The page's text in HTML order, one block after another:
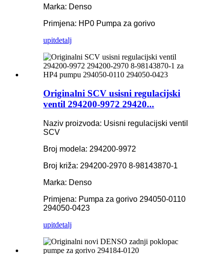
Marka: Denso
Primjena: HP0 Pumpa za gorivo
upitdetalj
Originalni SCV usisni regulacijski
ventil 294200-9972 29420...
Naziv proizvoda: Usisni regulacijski ventil
SCV
Broj modela: 294200-9972
Broj križa: 294200-2970 8-98143870-1
Marka: Denso
Primjena: Pumpa za gorivo 294050-0110
294050-0423
upitdetalj